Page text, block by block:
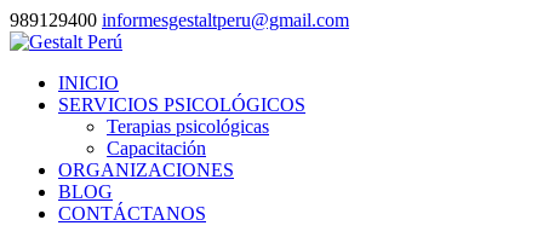
989129400 informesgestaltperu@gmail.com
INICIO
SERVICIOS PSICOLÓGICOS
Terapias psicológicas
Capacitación
ORGANIZACIONES
BLOG
CONTÁCTANOS